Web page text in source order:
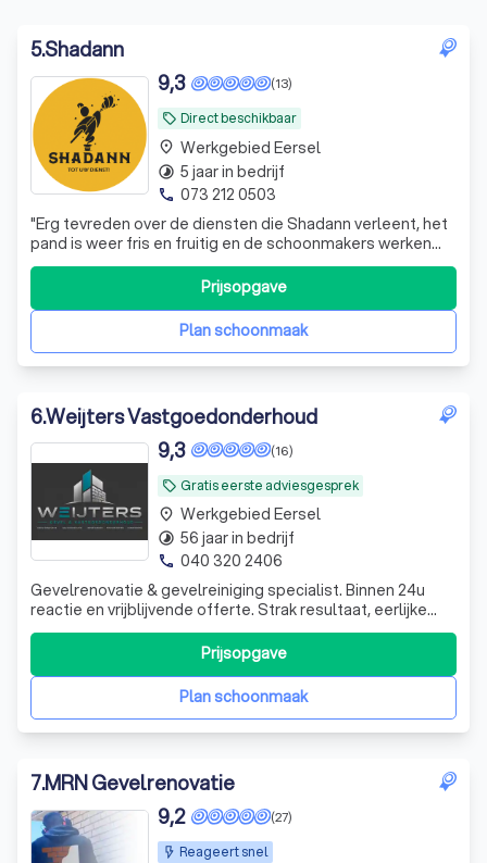
5.Shadann
local_offer Direct beschikbaar
(13)
9,3
"Erg tevreden over de diensten die Shadann verleent, het
pand is weer fris en fruitig en de schoonmakers werken
snel en efficiënt!"
Plan schoonmaak
Prijsopgave
place Werkgebied Eersel
timelapse 5 jaar in bedrijf
phone 073 212 0503
6.Weijters Vastgoedonderhoud
local_offer Gratis eerste adviesgesprek
(16)
9,3
Gevelrenovatie & gevelreiniging specialist. Binnen 24u
reactie en vrijblijvende offerte. Strak resultaat, eerlijke
prijs en duurzaam vakwerk.
Plan schoonmaak
Prijsopgave
place Werkgebied Eersel
timelapse 56 jaar in bedrijf
phone 040 320 2406
7.MRN Gevelrenovatie
Reageert snel
(27)
9,2